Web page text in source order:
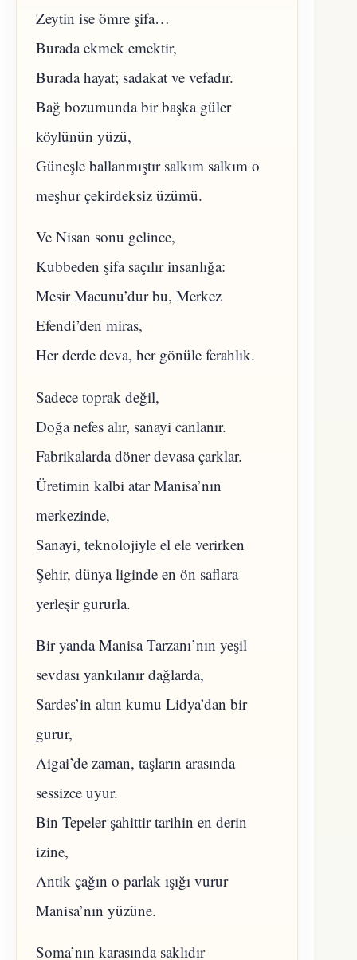
Zeytin ise ömre şifa…
Burada ekmek emektir,
Burada hayat; sadakat ve vefadır.
​Bağ bozumunda bir başka güler
köylünün yüzü,
Güneşle ballanmıştır salkım salkım o
meşhur çekirdeksiz üzümü.
Ve Nisan sonu gelince,
Kubbeden şifa saçılır insanlığa:
Mesir Macunu’dur bu, Merkez
Efendi’den miras,
Her derde deva, her gönüle ferahlık.
Sadece toprak değil,
Doğa nefes alır, sanayi canlanır.
​Fabrikalarda döner devasa çarklar.
Üretimin kalbi atar Manisa’nın
merkezinde,
Sanayi, teknolojiyle el ele verirken
Şehir, dünya liginde en ön saflara
yerleşir gururla.
​Bir yanda Manisa Tarzanı’nın yeşil
sevdası yankılanır dağlarda,
Sardes’in altın kumu Lidya’dan bir
gurur,
Aigai’de zaman, taşların arasında
sessizce uyur.
Bin Tepeler şahittir tarihin en derin
izine,
Antik çağın o parlak ışığı vurur
Manisa’nın yüzüne.
​Soma’nın karasında saklıdır